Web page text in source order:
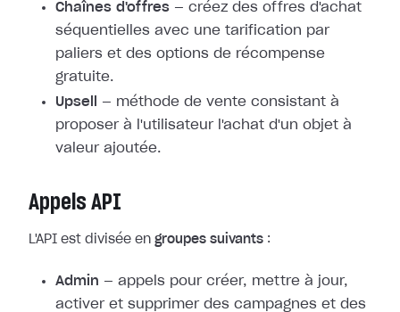
Chaînes d'offres — créez des offres d'achat
séquentielles avec une tarification par
paliers et des options de récompense
gratuite.
Upsell
— méthode de vente consistant à
proposer à l'utilisateur l'achat d'un objet à
valeur ajoutée.
Appels API
L'API est divisée en groupes suivants :
Admin — appels pour créer, mettre à jour,
activer et supprimer des campagnes et des